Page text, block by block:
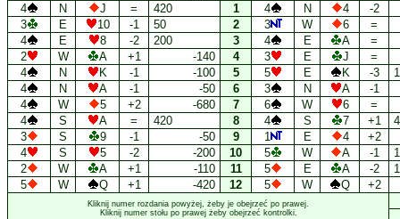
4
N J = 420 1 4 N 4
-2
3
E 10 -1 50 2 3 W 6
=
4
E 8 -2 200 3 4 E A
=
2
W A +1 -140 4 3 E J
=
4
N K -1 -100 5 5 E K -3
4
N A -1 -50 6 3 N A
-1
4
W 5 +2 -680 7 6 W 6
=
4
S A = 420 8 4 S 7 +1
3
S 9 -1 -50 9 1 E 4
+2
4
S 5 -2 -200 10 5 W A -1
2
W A +1 -110 11 5 E A -2
5
W Q +1 -420 12 5 W Q +2
Kliknij numer rozdania powyżej, żeby je obejrzeć po prawej.
Kliknij numer stołu po prawej żeby obejrzeć kontrolki.